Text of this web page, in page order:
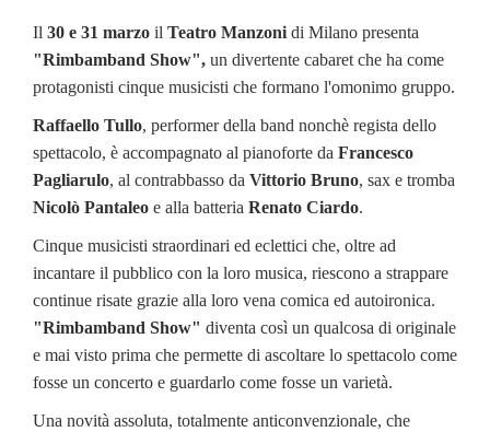
Il 30 e 31 marzo il Teatro Manzoni di Milano presenta
"Rimbamband Show", un divertente cabaret che ha come
protagonisti cinque musicisti che formano l'omonimo gruppo.
Raffaello Tullo, performer della band nonchè regista dello
spettacolo, è accompagnato al pianoforte da Francesco
Pagliarulo, al contrabbasso da Vittorio Bruno, sax e tromba
Nicolò Pantaleo e alla batteria Renato Ciardo.
Cinque musicisti straordinari ed eclettici che, oltre ad
incantare il pubblico con la loro musica, riescono a strappare
continue risate grazie alla loro vena comica ed autoironica.
"Rimbamband Show" diventa così un qualcosa di originale
e mai visto prima che permette di ascoltare lo spettacolo come
fosse un concerto e guardarlo come fosse un varietà.
Una novità assoluta, totalmente anticonvenzionale, che